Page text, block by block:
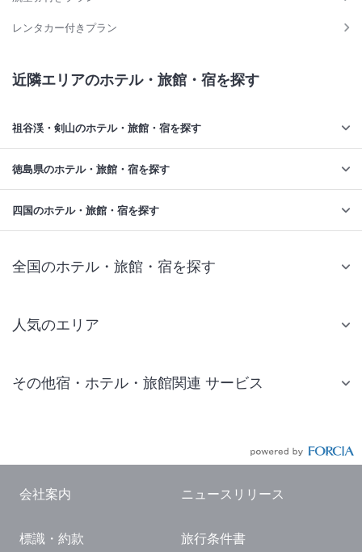
レンタカー付きプラン
近隣エリアのホテル・旅館・宿を探す
祖谷渓・剣山のホテル・旅館・宿を探す
徳島県のホテル・旅館・宿を探す
四国のホテル・旅館・宿を探す
全国のホテル・旅館・宿を探す
人気のエリア
仙台 ホテル
東京ドーム ホテル
横浜 ホテル
その他宿・ホテル・旅館関連 サービス
国内観光ガイド
会社案内 ニュースリリース
標識・約款 旅行条件書